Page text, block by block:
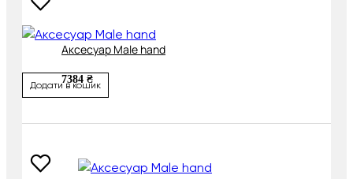
Аксесуар Male hand
7384 ₴
Додати в кошик